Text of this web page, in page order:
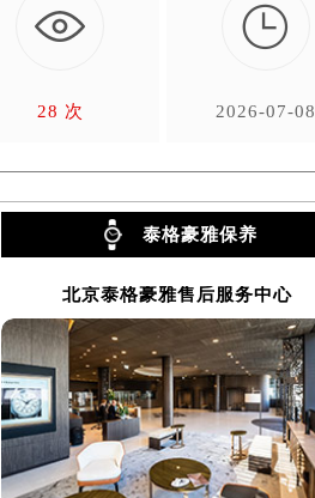
28 次

2026-07-08
泰格豪雅保养
北京泰格豪雅售后服务中心